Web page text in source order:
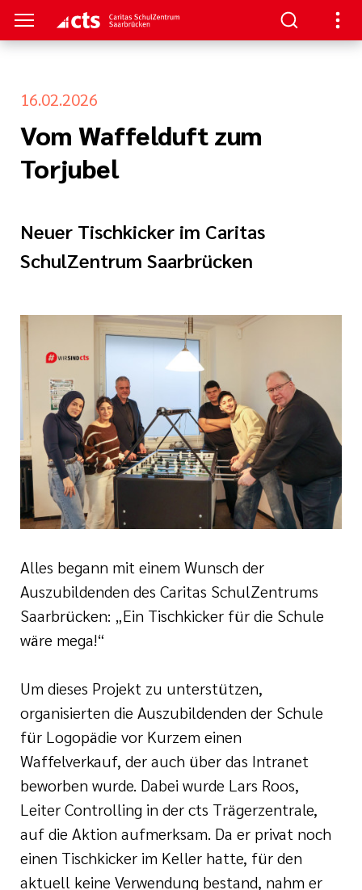
Beatmung
Palliativ
Intensiv- und
in
16.02.2026
Vom Waffelduft zum
Torjubel
Neuer Tischkicker im Caritas
SchulZentrum Saarbrücken
Alles begann mit einem Wunsch der
Auszubildenden des Caritas SchulZentrums
Saarbrücken: „Ein Tischkicker für die Schule
wäre mega!“
Um dieses Projekt zu unterstützen,
organisierten die Auszubildenden der Schule
für Logopädie vor Kurzem einen
Waffelverkauf, der auch über das Intranet
beworben wurde. Dabei wurde Lars Roos,
Leiter Controlling in der cts Trägerzentrale,
auf die Aktion aufmerksam. Da er privat noch
einen Tischkicker im Keller hatte, für den
aktuell keine Verwendung bestand, nahm er